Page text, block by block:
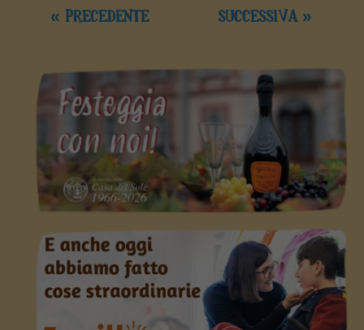
« PRECEDENTE
SUCCESSIVA »